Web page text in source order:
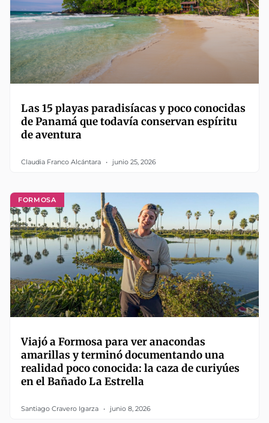
Las 15 playas paradisíacas y poco conocidas
de Panamá que todavía conservan espíritu
de aventura
Claudia Franco Alcántara junio 25, 2026
FORMOSA
Viajó a Formosa para ver anacondas
amarillas y terminó documentando una
realidad poco conocida: la caza de curiyúes
en el Bañado La Estrella
Santiago Cravero Igarza junio 8, 2026